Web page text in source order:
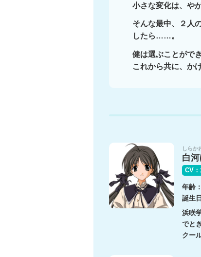
小さな変化は、や
そんな最中、２人
したら……。
健は選ぶことがで
これから共に、か
しらか
白
CV
年齢
誕生
浜咲
でと
クー